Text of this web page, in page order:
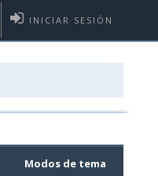
INICIAR SESIÓN
Modos de tema